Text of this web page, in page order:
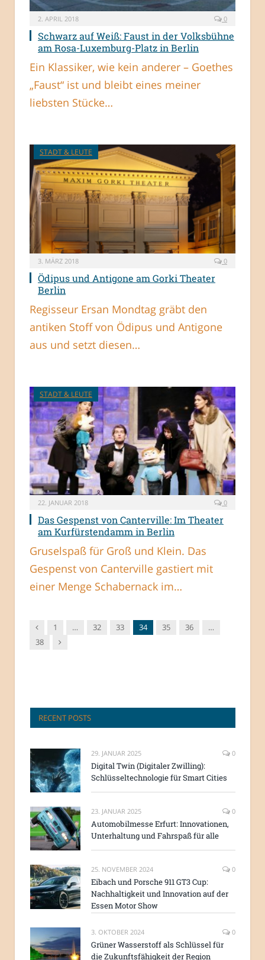
2. APRIL 2018 0
Schwarz auf Weiß: Faust in der Volksbühne
am Rosa-Luxemburg-Platz in Berlin
Ein Klassiker, wie kein anderer – Goethes
„Faust“ ist und bleibt eines meiner
liebsten Stücke…
STADT & LEUTE
3. MÄRZ 2018 0
Ödipus und Antigone am Gorki Theater
Berlin
Regisseur Ersan Mondtag gräbt den
antiken Stoff von Ödipus und Antigone
aus und setzt diesen…
STADT & LEUTE
22. JANUAR 2018 0
Das Gespenst von Canterville: Im Theater
am Kurfürstendamm in Berlin
Gruselspaß für Groß und Klein. Das
Gespenst von Canterville gastiert mit
einer Menge Schabernack im…
Vorgänger
1 … 32 33 34 35 36
…
38
Nachfolger
RECENT POSTS
29. JANUAR 2025 0
Digital Twin (Digitaler Zwilling):
Schlüsseltechnologie für Smart Cities
23. JANUAR 2025 0
Automobilmesse Erfurt: Innovationen,
Unterhaltung und Fahrspaß für alle
25. NOVEMBER 2024 0
Eibach und Porsche 911 GT3 Cup:
Nachhaltigkeit und Innovation auf der
Essen Motor Show
3. OKTOBER 2024 0
Grüner Wasserstoff als Schlüssel für
die Zukunftsfähigkeit der Region